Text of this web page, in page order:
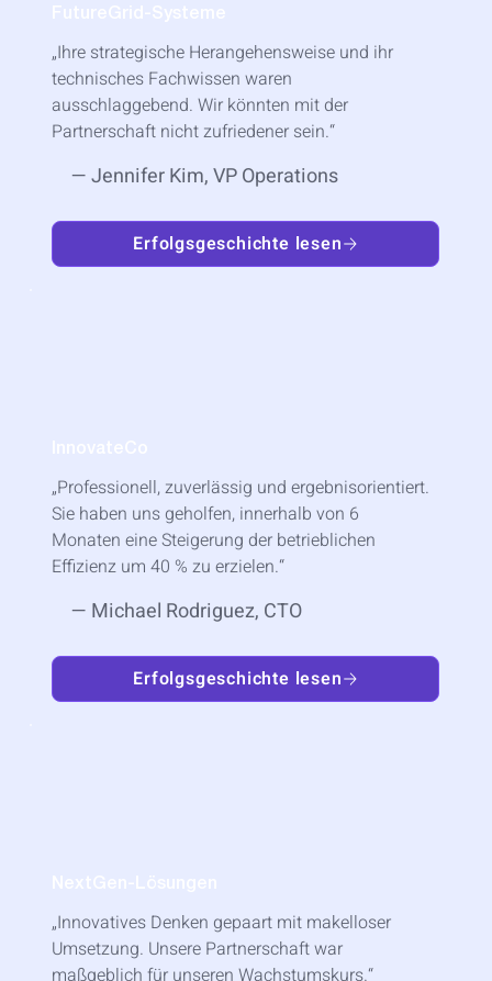
„Ihre strategische Herangehensweise und ihr
technisches Fachwissen waren
ausschlaggebend. Wir könnten mit der
Partnerschaft nicht zufriedener sein.“
— Jennifer Kim, VP Operations
Erfolgsgeschichte lesen
„Professionell, zuverlässig und ergebnisorientiert.
Sie haben uns geholfen, innerhalb von 6
Monaten eine Steigerung der betrieblichen
Effizienz um 40 % zu erzielen.“
— Michael Rodriguez, CTO
Erfolgsgeschichte lesen
„Innovatives Denken gepaart mit makelloser
Umsetzung. Unsere Partnerschaft war
maßgeblich für unseren Wachstumskurs.“